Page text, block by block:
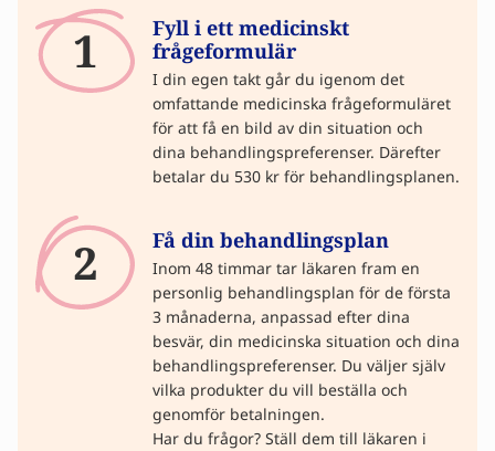
1
Fyll i ett medicinskt
frågeformulär
I din egen takt går du igenom det
omfattande medicinska frågeformuläret
för att få en bild av din situation och
dina behandlingspreferenser. Därefter
betalar du 530 kr för behandlingsplanen.
2 Få din behandlingsplan
Inom 48 timmar tar läkaren fram en
personlig behandlingsplan för de första
3 månaderna, anpassad efter dina
besvär, din medicinska situation och dina
behandlingspreferenser. Du väljer själv
vilka produkter du vill beställa och
genomför betalningen.
Har du frågor? Ställ dem till läkaren i